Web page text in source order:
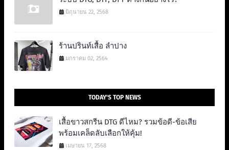
มิถุนายน 22, 2568
ร้านปรินท์เสื้อ ลำปาง
มกราคม 02, 2564
TODAY'S TOP NEWS
เสื้อขาวสกรีน DTG ดีไหม? รวมข้อดี-ข้อเสีย
พร้อมเคล็ดลับเลือกให้คุ้ม!
เมษายน 17, 2568